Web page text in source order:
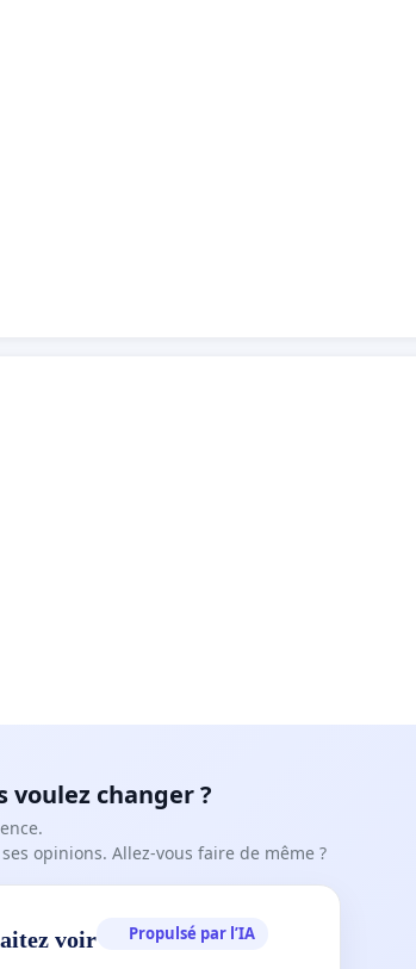
voulez changer ?
opinions. Allez-vous faire de même ?
voir Propulsé par l’IA